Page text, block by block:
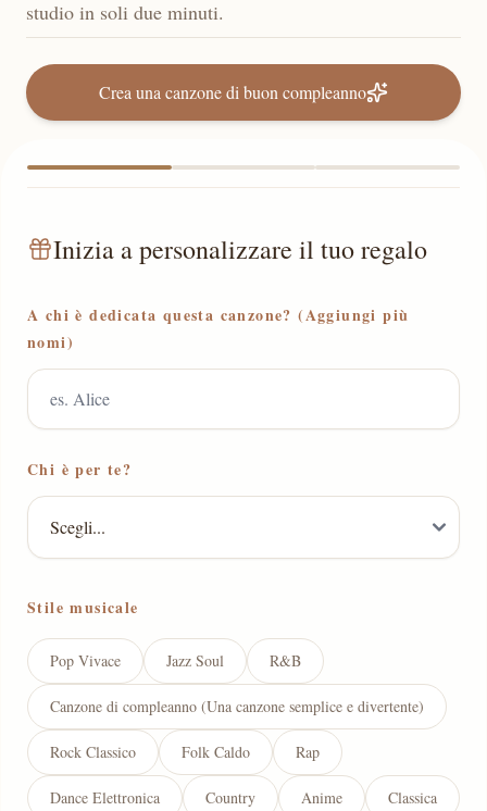
studio in soli due minuti.
Crea una canzone di buon compleanno
Inizia a personalizzare il tuo regalo
A chi è dedicata questa canzone? (Aggiungi più
nomi)
Chi è per te?
Stile musicale
Pop Vivace Jazz Soul R&B
Canzone di compleanno (Una canzone semplice e divertente)
Rock Classico Folk Caldo Rap
Dance Elettronica Country Anime Classica